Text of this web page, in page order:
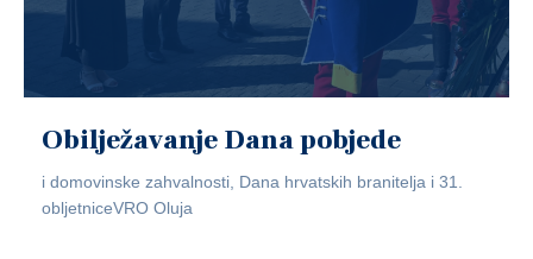
Obilježavanje Dana pobjede
i domovinske zahvalnosti, Dana hrvatskih branitelja i 31.
obljetniceVRO Oluja